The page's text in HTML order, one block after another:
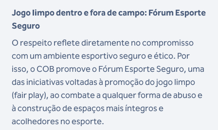
Jogo limpo dentro e fora de campo: Fórum Esporte
Seguro
O respeito reflete diretamente no compromisso
com um ambiente esportivo seguro e ético. Por
isso, o COB promove o Fórum Esporte Seguro, uma
das iniciativas voltadas à promoção do jogo limpo
(fair play), ao combate a qualquer forma de abuso e
à construção de espaços mais íntegros e
acolhedores no esporte.